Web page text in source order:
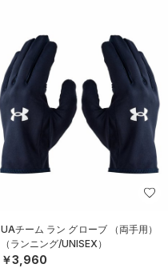
UAチーム ラン グローブ （両手用）
（ランニング/UNISEX）
￥3,960